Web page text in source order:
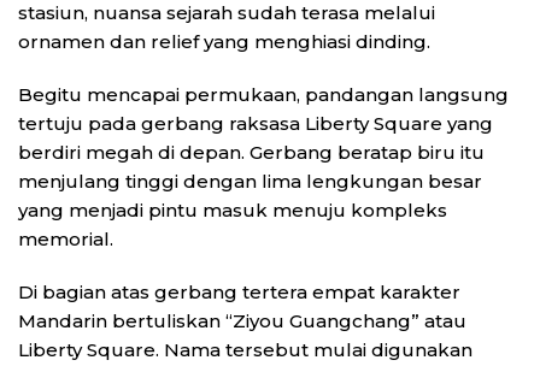
stasiun, nuansa sejarah sudah terasa melalui
ornamen dan relief yang menghiasi dinding.
Begitu mencapai permukaan, pandangan langsung
tertuju pada gerbang raksasa Liberty Square yang
berdiri megah di depan. Gerbang beratap biru itu
menjulang tinggi dengan lima lengkungan besar
yang menjadi pintu masuk menuju kompleks
memorial.
Di bagian atas gerbang tertera empat karakter
Mandarin bertuliskan “Ziyou Guangchang” atau
Liberty Square. Nama tersebut mulai digunakan